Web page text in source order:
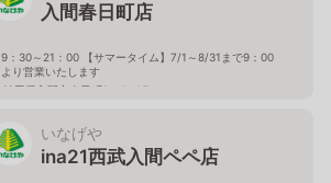
入間春日町店
9：30～21：00 【サマータイム】7/1～8/31まで9：00
より営業いたします
埼玉県入間市春日町1－4－15
いなげや
ina21西武入間ペペ店